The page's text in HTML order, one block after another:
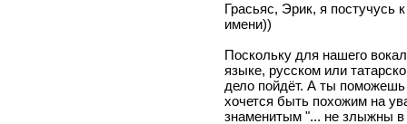
Грасьяс, Эрик, я постучусь
имени))
Поскольку для нашего
языке, русском или
дело пойдёт. А ты
хочется быть похожим на
знаменитым "... не злыжны